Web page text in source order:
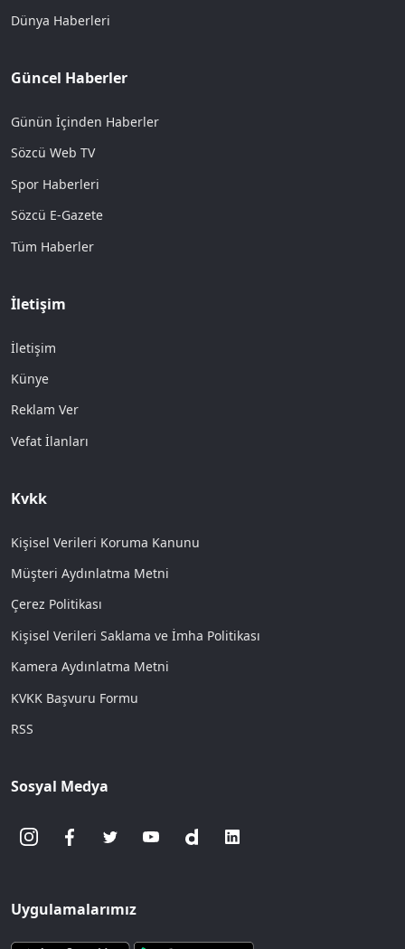
Dünya Haberleri
Güncel Haberler
Günün İçinden Haberler
Sözcü Web TV
Spor Haberleri
Sözcü E-Gazete
Tüm Haberler
İletişim
İletişim
Künye
Reklam Ver
Vefat İlanları
Kvkk
Kişisel Verileri Koruma Kanunu
Müşteri Aydınlatma Metni
Çerez Politikası
Kişisel Verileri Saklama ve İmha Politikası
Kamera Aydınlatma Metni
KVKK Başvuru Formu
RSS
Sosyal Medya
Uygulamalarımız